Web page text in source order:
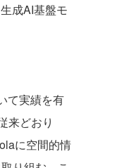
成AI基盤モ
て実績を有
来どおり
に空間的情